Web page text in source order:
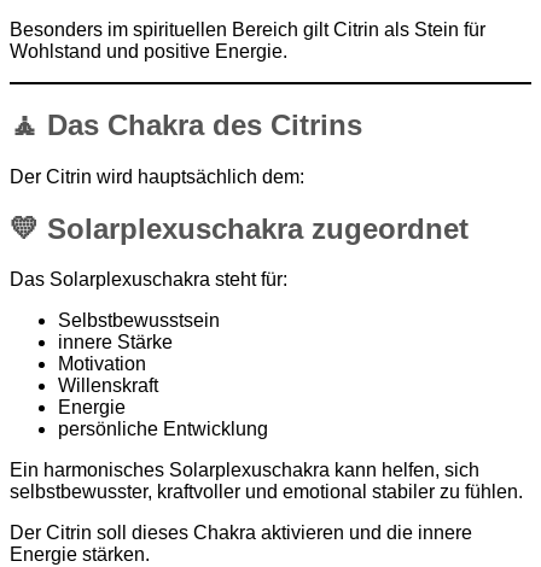
Besonders im spirituellen Bereich gilt Citrin als Stein für
Wohlstand und positive Energie.
🧘 Das Chakra des Citrins
Der Citrin wird hauptsächlich dem:
💛 Solarplexuschakra zugeordnet
Das Solarplexuschakra steht für:
Selbstbewusstsein
innere Stärke
Motivation
Willenskraft
Energie
persönliche Entwicklung
Ein harmonisches Solarplexuschakra kann helfen, sich
selbstbewusster, kraftvoller und emotional stabiler zu fühlen.
Der Citrin soll dieses Chakra aktivieren und die innere
Energie stärken.